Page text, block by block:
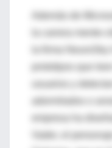
empresa ha
Vader, el